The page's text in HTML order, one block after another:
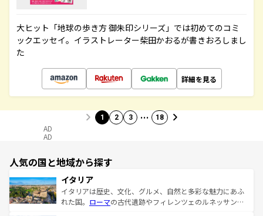
大ヒット「地球の歩き方 御朱印シリーズ」では初めてのコミ
ックエッセイ。イラストレーター柴田かおるが書きおろしまし
た
詳細を見る
1 2 3 … 18
AD
AD
人気の国と地域から探す
イタリア
イタリアは歴史、文化、グルメ、自然と多彩な魅力にあふ
れた国。 ローマの古代遺跡やフィレンツェのルネッサンス